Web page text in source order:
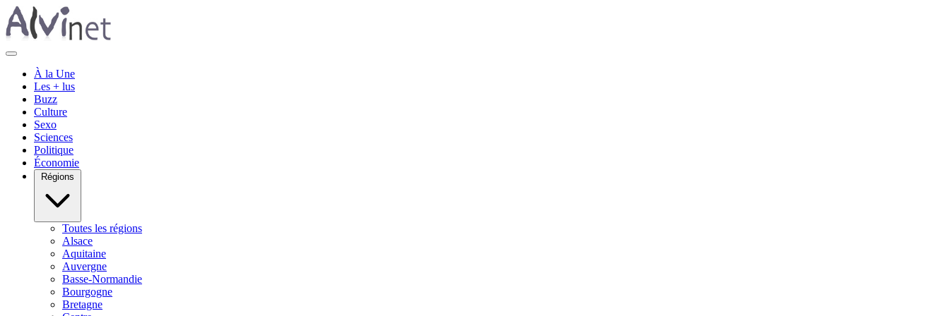
À la Une
Les + lus
Buzz
Culture
Sexo
Sciences
Politique
Économie
Régions
Toutes les régions
Alsace
Aquitaine
Auvergne
Basse-Normandie
Bourgogne
Bretagne